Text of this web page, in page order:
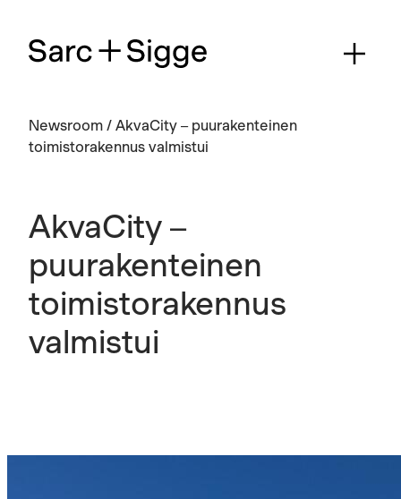
Newsroom / AkvaCity – puurakenteinen
toimistorakennus valmistui
AkvaCity –
puurakenteinen
toimistorakennus
valmistui